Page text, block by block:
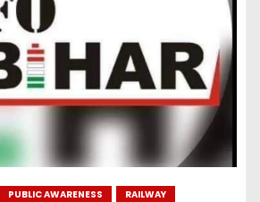
PUBLIC AWARENESS RAILWAY